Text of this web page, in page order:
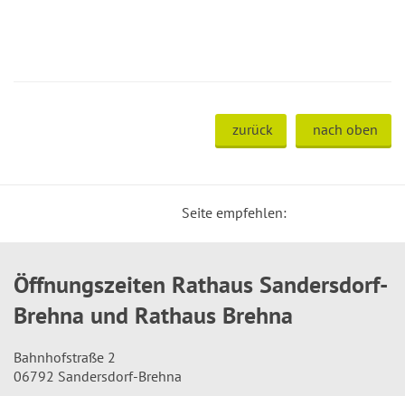
zurück nach oben
Seite empfehlen:
Öffnungszeiten Rathaus Sandersdorf-
Brehna und Rathaus Brehna
Bahnhofstraße 2
06792 Sandersdorf-Brehna